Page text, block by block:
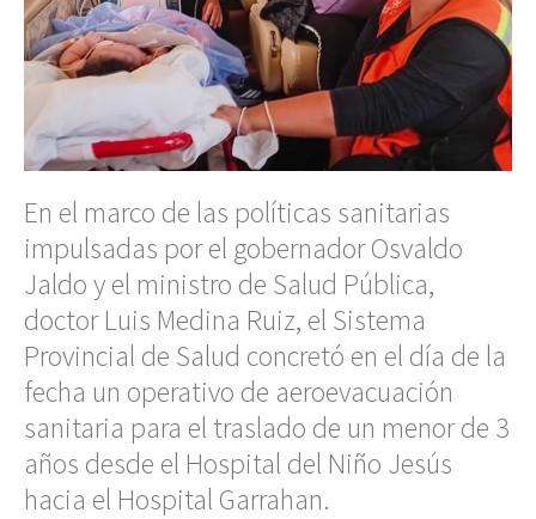
En el marco de las políticas sanitarias
impulsadas por el gobernador Osvaldo
Jaldo y el ministro de Salud Pública,
doctor Luis Medina Ruiz, el Sistema
Provincial de Salud concretó en el día de la
fecha un operativo de aeroevacuación
sanitaria para el traslado de un menor de 3
años desde el Hospital del Niño Jesús
hacia el Hospital Garrahan.